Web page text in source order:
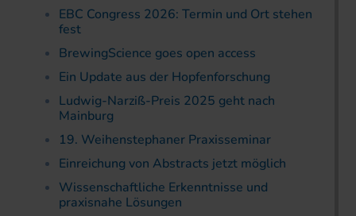
EBC Congress 2026: Termin und Ort stehen
fest
BrewingScience goes open access
Ein Update aus der Hopfenforschung
Ludwig-Narziß-Preis 2025 geht nach
Mainburg
19. Weihenstephaner Praxis­seminar
Einreichung von Abstracts jetzt möglich
Wissenschaftliche Erkenntnisse und
praxisnahe Lösungen